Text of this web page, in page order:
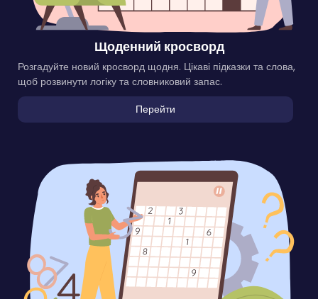
Щоденний кросворд
Розгадуйте новий кросворд щодня. Цікаві підказки та слова,
щоб розвинути логіку та словниковий запас.
Перейти